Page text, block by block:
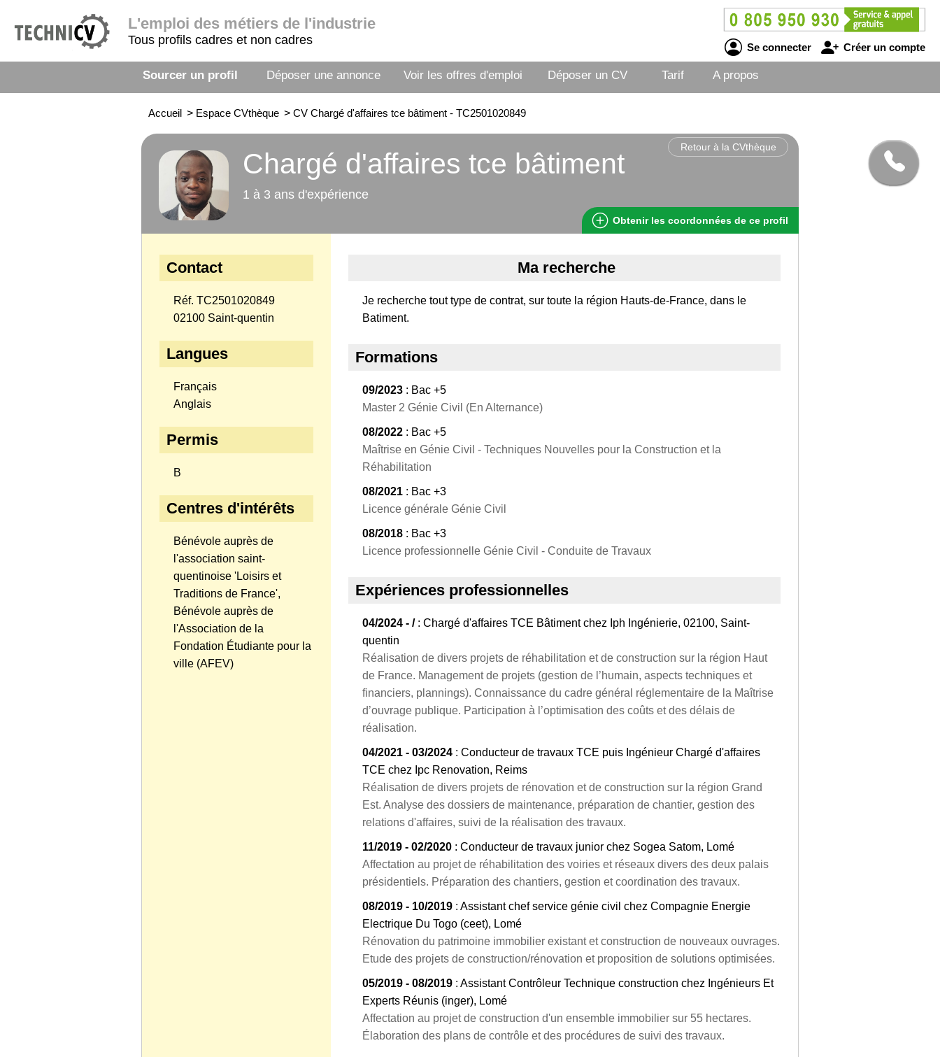
L'emploi des métiers de l'industrie
Tous profils cadres et non cadres
Se connecter Créer un compte
Sourcer un profil Déposer une annonce Voir les offres d'emploi Déposer un CV Tarif A propos
Accueil > Espace CVthèque > CV Chargé d'affaires tce bâtiment - TC2501020849
Retour à la CVthèque
Chargé d'affaires tce bâtiment
1 à 3 ans d'expérience
Obtenir les coordonnées de ce profil
Contact
Réf. TC2501020849
02100 Saint-quentin
Langues
Français
Anglais
Permis
B
Centres d'intérêts
Bénévole auprès de
l'association saint-
quentinoise 'Loisirs et
Traditions de France',
Bénévole auprès de
l'Association de la
Fondation Étudiante pour la
ville (AFEV)
Ma recherche
Je recherche tout type de contrat, sur toute la région Hauts-de-France, dans le
Batiment.
Formations
09/2023 : Bac +5
Master 2 Génie Civil (En Alternance)
08/2022 : Bac +5
Maîtrise en Génie Civil - Techniques Nouvelles pour la Construction et la
Réhabilitation
08/2021 : Bac +3
Licence générale Génie Civil
08/2018 : Bac +3
Licence professionnelle Génie Civil - Conduite de Travaux
Expériences professionnelles
04/2024 - /: Chargé d'affaires TCE Bâtiment chez Iph Ingénierie, 02100, Saint-
quentin
Réalisation de divers projets de réhabilitation et de construction sur la région Haut
de France. Management de projets (gestion de l’humain, aspects techniques et
financiers, plannings). Connaissance du cadre général réglementaire de la Maîtrise
d’ouvrage publique. Participation à l’optimisation des coûts et des délais de
réalisation.
04/2021 - 03/2024 : Conducteur de travaux TCE puis Ingénieur Chargé d'affaires
TCE chez Ipc Renovation, Reims
Réalisation de divers projets de rénovation et de construction sur la région Grand
Est. Analyse des dossiers de maintenance, préparation de chantier, gestion des
relations d'affaires, suivi de la réalisation des travaux.
11/2019 - 02/2020 : Conducteur de travaux junior chez Sogea Satom, Lomé
Affectation au projet de réhabilitation des voiries et réseaux divers des deux palais
présidentiels. Préparation des chantiers, gestion et coordination des travaux.
08/2019 - 10/2019 : Assistant chef service génie civil chez Compagnie Energie
Electrique Du Togo (ceet), Lomé
Rénovation du patrimoine immobilier existant et construction de nouveaux ouvrages.
Etude des projets de construction/rénovation et proposition de solutions optimisées.
05/2019 - 08/2019 : Assistant Contrôleur Technique construction chez Ingénieurs Et
Experts Réunis (inger), Lomé
Affectation au projet de construction d'un ensemble immobilier sur 55 hectares.
Élaboration des plans de contrôle et des procédures de suivi des travaux.